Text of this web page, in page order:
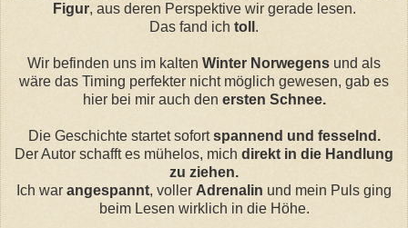
Figur, aus deren Perspektive wir gerade lesen.
Das fand ich toll .
Wir befinden uns im kalten Winter Norwegens und als
wäre das Timing perfekter nicht möglich gewesen, gab es
hier bei mir auch den ersten Schnee.
Die Geschichte startet sofortspannend und fesselnd.
Der Autor schafft es mühelos, mich direkt in die Handlung
zu ziehen.
Ich war angespannt, voller Adrenalin und mein Puls ging
beim Lesen wirklich in die Höhe.